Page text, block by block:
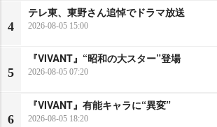
4
テレ東、東野さん追悼でドラマ放送
2026-08-05 15:00
5
『VIVANT』“昭和の大スター”登場
2026-08-05 07:20
6
『VIVANT』有能キャラに“異変”
2026-08-05 18:20